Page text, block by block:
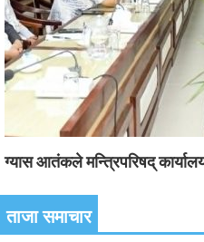
ग्यास आतंकले मन्त्रिपरिषद्
ताजा समाचार